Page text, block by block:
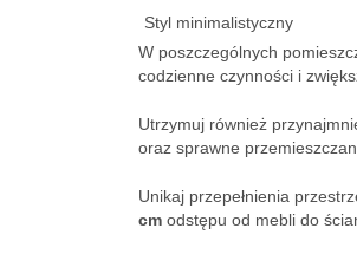
Styl minimalistyczny
W poszczególnych
codzienne czynności i
Utrzymuj również
oraz sprawne
Unikaj przepełnienia
cm odstępu od mebli do